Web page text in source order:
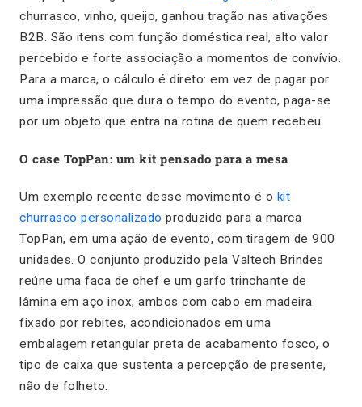
churrasco, vinho, queijo, ganhou tração nas ativações
B2B. São itens com função doméstica real, alto valor
percebido e forte associação a momentos de convívio.
Para a marca, o cálculo é direto: em vez de pagar por
uma impressão que dura o tempo do evento, paga-se
por um objeto que entra na rotina de quem recebeu.
O case TopPan: um kit pensado para a mesa
Um exemplo recente desse movimento é o kit
churrasco personalizado produzido para a marca
TopPan, em uma ação de evento, com tiragem de 900
unidades. O conjunto produzido pela Valtech Brindes
reúne uma faca de chef e um garfo trinchante de
lâmina em aço inox, ambos com cabo em madeira
fixado por rebites, acondicionados em uma
embalagem retangular preta de acabamento fosco, o
tipo de caixa que sustenta a percepção de presente,
não de folheto.